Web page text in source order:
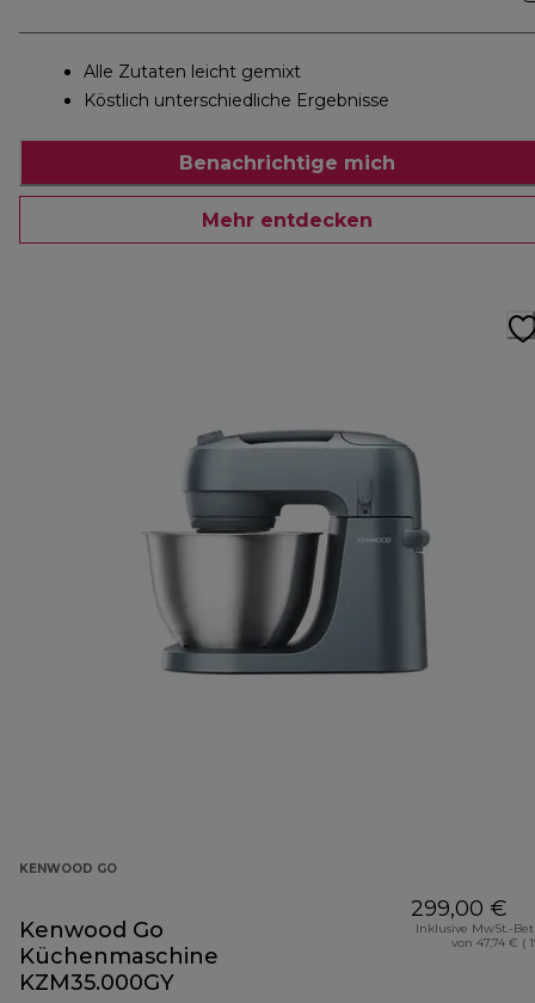
Alle Zutaten leicht gemixt
Köstlich unterschiedliche Ergebnisse
Benachrichtige mich
Mehr entdecken
KENWOOD GO
Kenwood Go
Küchenmaschine
KZM35.000GY
299,00 €
Inklusive MwSt.-
von 47,74 € (